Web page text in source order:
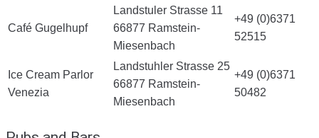
Café Gugelhupf
Landstuler Strasse 11
66877 Ramstein-
Miesenbach
+49 (0)6371
52515
Ice Cream Parlor
Venezia
Landstuhler Strasse 25
66877 Ramstein-
Miesenbach
+49 (0)6371
50482